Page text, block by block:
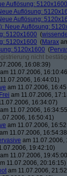
Auflösung: 5120x1600
Auflösung:
Auflösung:
Neue Auflösung:
5120x1600 (
5120x1600 (Marax
5120x1600 (
nicht
16:08:39)
am 11.07.2006,
16:44:01)
am 11.07.2006,
am 11.07.2006,
16:34:07)
am 11.07.2006,
16:50:41)
am 11.07.2006,
am 11.07.2006,
am 11.07.2006,
19:42:10)
am 11.07.2006,
11.07.2006, 20:16:15)
am 11.07.2006,